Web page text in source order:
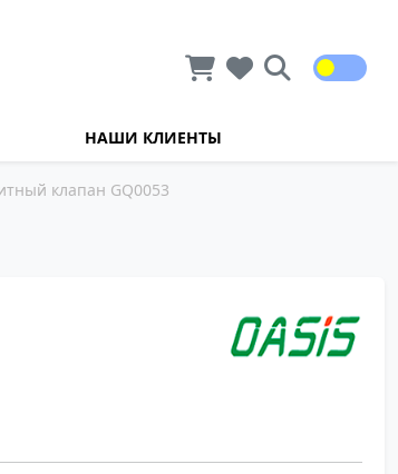
НАШИ КЛИЕНТЫ
клапан GQ0053